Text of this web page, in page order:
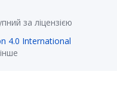
за ліцензією
4.0 International